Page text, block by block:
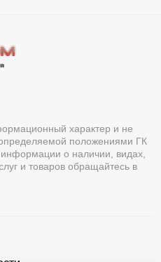
характер и не
положениями ГК
о наличии, видах,
и товаров обращайтесь в